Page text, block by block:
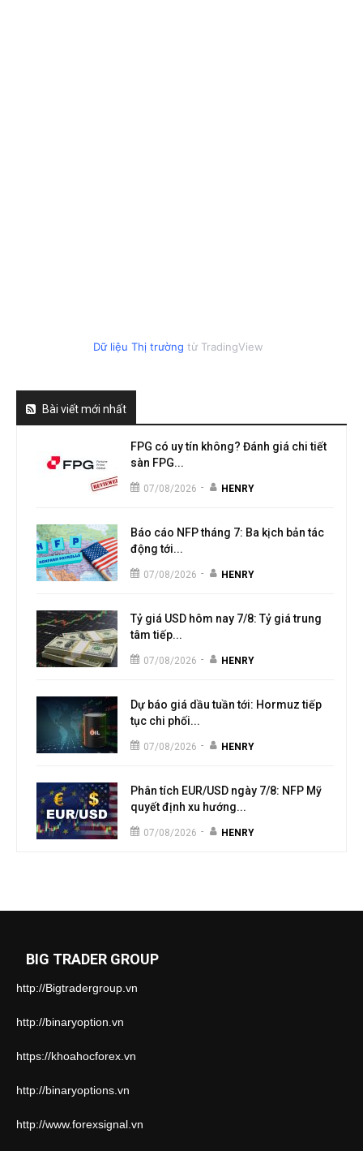
Dữ liệu Thị trường từ TradingView
Bài viết mới nhất
FPG có uy tín không? Đánh giá chi tiết
sàn FPG...
07/08/2026 - HENRY
Báo cáo NFP tháng 7: Ba kịch bản tác
động tới...
07/08/2026 - HENRY
Tỷ giá USD hôm nay 7/8: Tỷ giá trung
tâm tiếp...
07/08/2026 - HENRY
Dự báo giá dầu tuần tới: Hormuz tiếp
tục chi phối...
07/08/2026 - HENRY
Phân tích EUR/USD ngày 7/8: NFP Mỹ
quyết định xu hướng...
07/08/2026 - HENRY
BIG TRADER GROUP
http://Bigtradergroup.vn
http://binaryoption.vn
https://khoahocforex.vn
http://binaryoptions.vn
http://www.forexsignal.vn